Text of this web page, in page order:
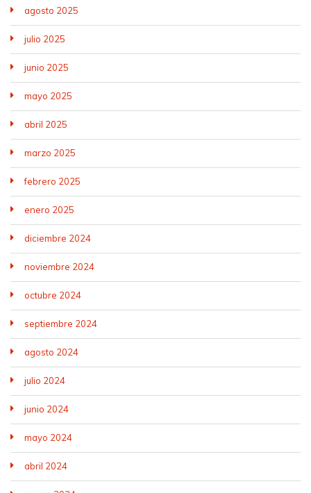
agosto 2025
julio 2025
junio 2025
mayo 2025
abril 2025
marzo 2025
febrero 2025
enero 2025
diciembre 2024
noviembre 2024
octubre 2024
septiembre 2024
agosto 2024
julio 2024
junio 2024
mayo 2024
abril 2024